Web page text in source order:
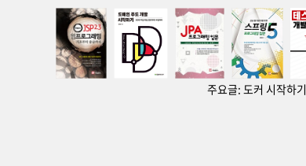
주요글: 도커 시작하기